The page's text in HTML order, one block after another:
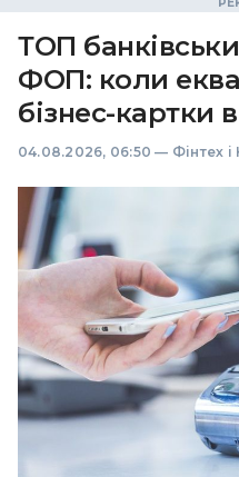
ТОП
ФОП: коли
бізнес-картки
04.08.2026, 06:50 — Фінтех і